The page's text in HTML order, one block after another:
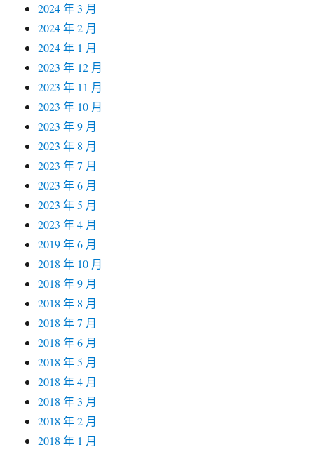
2024 年 3 月
2024 年 2 月
2024 年 1 月
2023 年 12 月
2023 年 11 月
2023 年 10 月
2023 年 9 月
2023 年 8 月
2023 年 7 月
2023 年 6 月
2023 年 5 月
2023 年 4 月
2019 年 6 月
2018 年 10 月
2018 年 9 月
2018 年 8 月
2018 年 7 月
2018 年 6 月
2018 年 5 月
2018 年 4 月
2018 年 3 月
2018 年 2 月
2018 年 1 月